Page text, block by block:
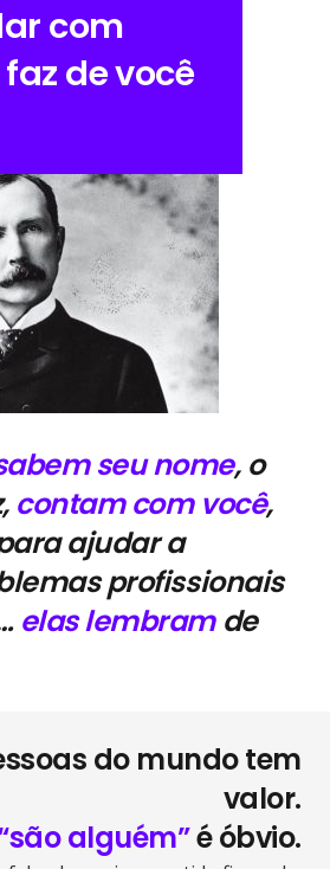
com
de você
seu nome, o
contam com você,
ajudar a
profissionais
elas lembramde
do mundo tem
valor.
alguém”é óbvio.